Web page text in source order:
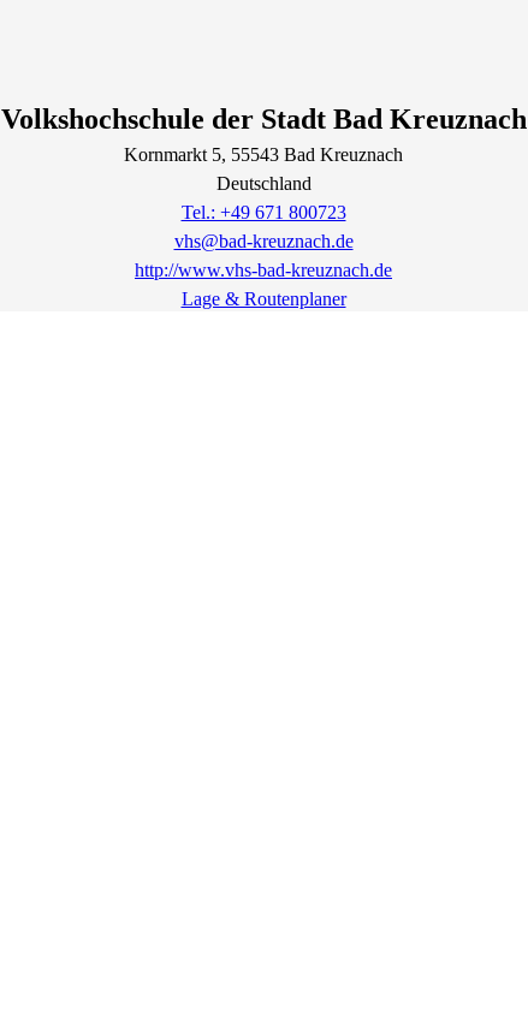
Volkshochschule der Stadt Bad Kreuznach
Kornmarkt 5, 55543 Bad Kreuznach
Deutschland
Tel.: +49 671 800723
vhs@bad-kreuznach.de
http://www.vhs-bad-kreuznach.de
Lage & Routenplaner